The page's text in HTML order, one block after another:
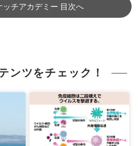
ッチアカデミー 目次へ
ンツをチェック！